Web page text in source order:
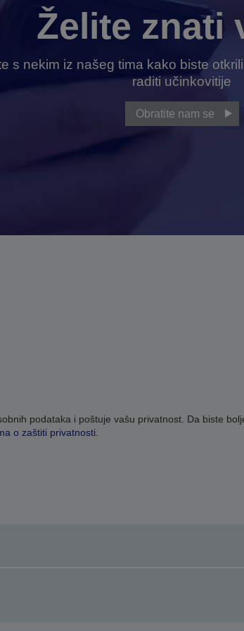
Želite znati
s nekim iz našeg tima kako biste
raditi učinkovitije
Obratite nam se
podataka i poštuje vašu privatnost. Da biste
o zaštiti privatnosti.